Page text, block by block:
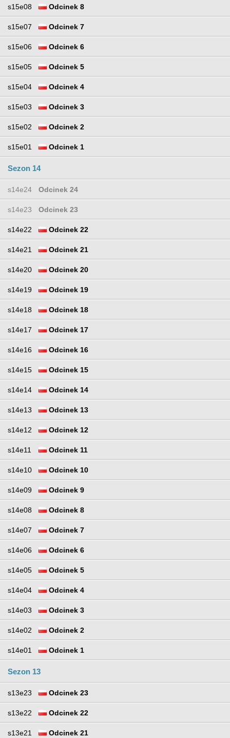
s15e08 Odcinek 8
s15e07 Odcinek 7
s15e06 Odcinek 6
s15e05 Odcinek 5
s15e04 Odcinek 4
s15e03 Odcinek 3
s15e02 Odcinek 2
s15e01 Odcinek 1
Sezon 14
s14e24 Odcinek 24
s14e23 Odcinek 23
s14e22 Odcinek 22
s14e21 Odcinek 21
s14e20 Odcinek 20
s14e19 Odcinek 19
s14e18 Odcinek 18
s14e17 Odcinek 17
s14e16 Odcinek 16
s14e15 Odcinek 15
s14e14 Odcinek 14
s14e13 Odcinek 13
s14e12 Odcinek 12
s14e11 Odcinek 11
s14e10 Odcinek 10
s14e09 Odcinek 9
s14e08 Odcinek 8
s14e07 Odcinek 7
s14e06 Odcinek 6
s14e05 Odcinek 5
s14e04 Odcinek 4
s14e03 Odcinek 3
s14e02 Odcinek 2
s14e01 Odcinek 1
Sezon 13
s13e23 Odcinek 23
s13e22 Odcinek 22
s13e21 Odcinek 21